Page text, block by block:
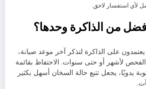
لأي استفسار لاحق.
أفضل من الذاكرة وحدها؟
على الذاكرة لتذكر آخر موعد صيانة،
الفحص لأشهر أو حتى سنوات. الاحتفاظ بقائمة
يدويًا، يجعل تتبع حالة السخان أسهل بكثير